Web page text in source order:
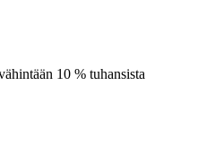
10 % tuhansista